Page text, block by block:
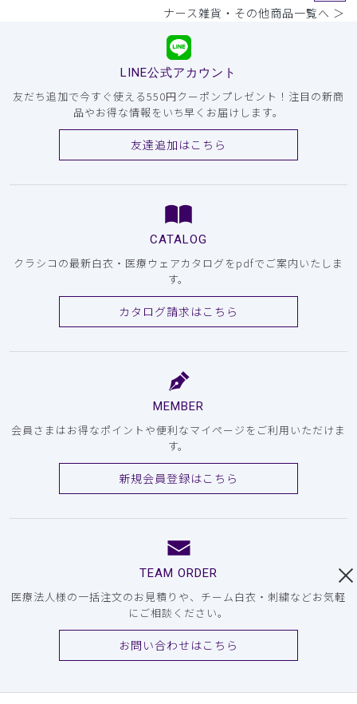
ナース雑貨・その他商品一覧へ ＞
LINE公式アカウント
友だち追加で今すぐ使える550円クーポンプレゼント！注目の新商
品やお得な情報をいち早くお届けします。
友達追加はこちら
CATALOG
クラシコの最新白衣・医療ウェアカタログをpdfでご案内いたしま
す。
カタログ請求はこちら
MEMBER
会員さまはお得なポイントや便利なマイページをご利用いただけま
す。
新規会員登録はこちら
TEAM ORDER
医療法人様の一括注文のお見積りや、チーム白衣・刺繍などお気軽
にご相談ください。
お問い合わせはこちら